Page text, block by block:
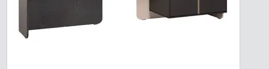
Membran Renkleri